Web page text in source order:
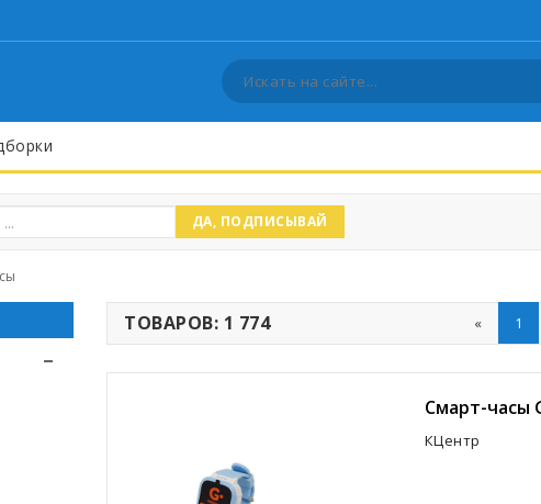
ДА, ПОДПИСЫВАЙ
ТОВАРОВ: 1 774 « 1
Смарт-часы
КЦентр